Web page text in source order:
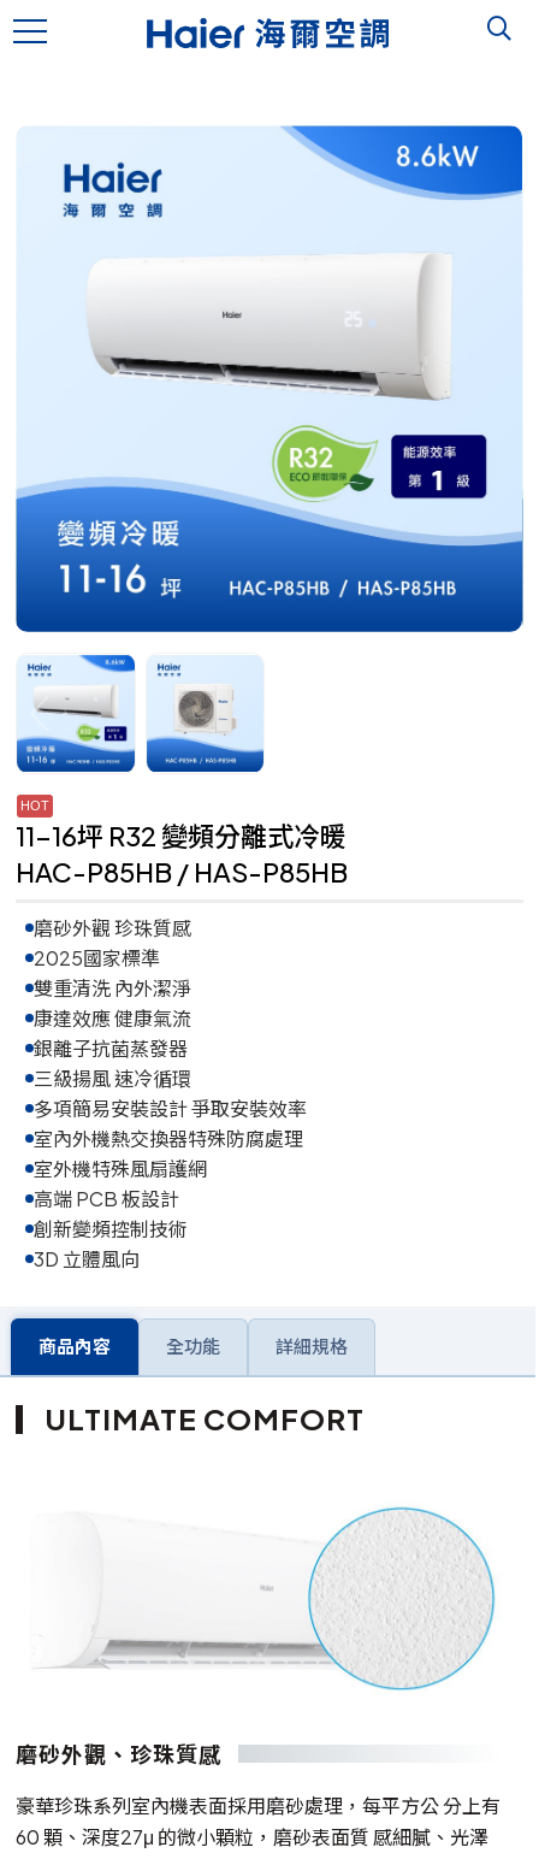
11-16坪 R32 變頻分離式冷暖
HAC-P85HB / HAS-P85HB
磨砂外觀 珍珠質感
2025國家標準
雙重清洗 內外潔淨
康達效應 健康氣流
銀離子抗菌蒸發器
三級揚風 速冷循環
多項簡易安裝設計 爭取安裝效率
室內外機熱交換器特殊防腐處理
室外機特殊風扇護網
高端 PCB 板設計
創新變頻控制技術
3D 立體風向
商品內容 全功能 詳細規格
ULTIMATE COMFORT
磨砂外觀、珍珠質感
豪華珍珠系列室內機表面採用磨砂處理，每平方公 分上有
60 顆、深度27μ 的微小顆粒，磨砂表面質 感細膩、光澤